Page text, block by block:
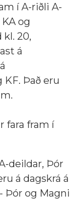
í A-riðli A-
KA og
20,
á
Það eru
fara fram í
deildar, Þór
á dagskrá á
Þór og Magni